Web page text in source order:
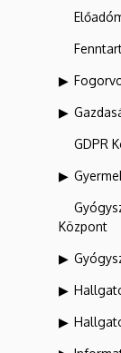
GDPR
Központ